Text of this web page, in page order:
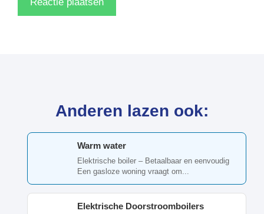
Anderen lazen ook:
Warm water
Elektrische boiler – Betaalbaar en eenvoudig
Een gasloze woning vraagt om...
Elektrische Doorstroomboilers